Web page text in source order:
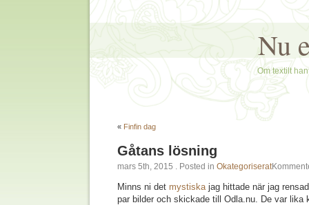
Nu
Om textilt
« Finfin dag
Gåtans lösning
mars 5th, 2015 . Posted in Okategoriserat
Minns ni det mystiskajag hittade när jag
par bilder och skickade till Odla.nu. De var lika